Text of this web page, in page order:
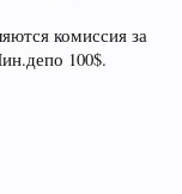
комиссия за
100$.